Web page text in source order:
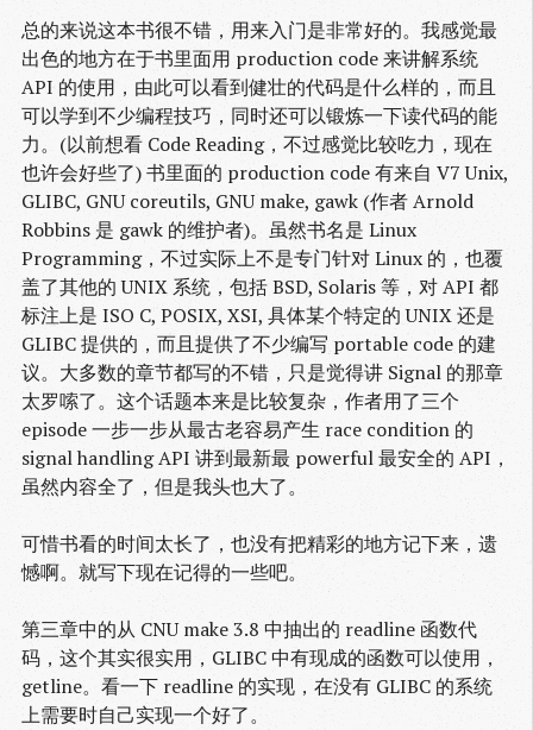
总的来说这本书很不错，用来入门是非常好的。我感觉最
出色的地方在于书里面用 production code 来讲解系统
API 的使用，由此可以看到健壮的代码是什么样的，而且
可以学到不少编程技巧，同时还可以锻炼一下读代码的能
力。(以前想看 Code Reading，不过感觉比较吃力，现在
也许会好些了) 书里面的 production code 有来自 V7 Unix,
GLIBC, GNU coreutils, GNU make, gawk (作者 Arnold
Robbins 是 gawk 的维护者)。虽然书名是 Linux
Programming，不过实际上不是专门针对 Linux 的，也覆
盖了其他的 UNIX 系统，包括 BSD, Solaris 等，对 API 都
标注上是 ISO C, POSIX, XSI, 具体某个特定的 UNIX 还是
GLIBC 提供的，而且提供了不少编写 portable code 的建
议。大多数的章节都写的不错，只是觉得讲 Signal 的那章
太罗嗦了。这个话题本来是比较复杂，作者用了三个
episode 一步一步从最古老容易产生 race condition 的
signal handling API 讲到最新最 powerful 最安全的 API，
虽然内容全了，但是我头也大了。
可惜书看的时间太长了，也没有把精彩的地方记下来，遗
憾啊。就写下现在记得的一些吧。
第三章中的从 CNU make 3.8 中抽出的 readline 函数代
码，这个其实很实用，GLIBC 中有现成的函数可以使用，
getline。看一下 readline 的实现，在没有 GLIBC 的系统
上需要时自己实现一个好了。